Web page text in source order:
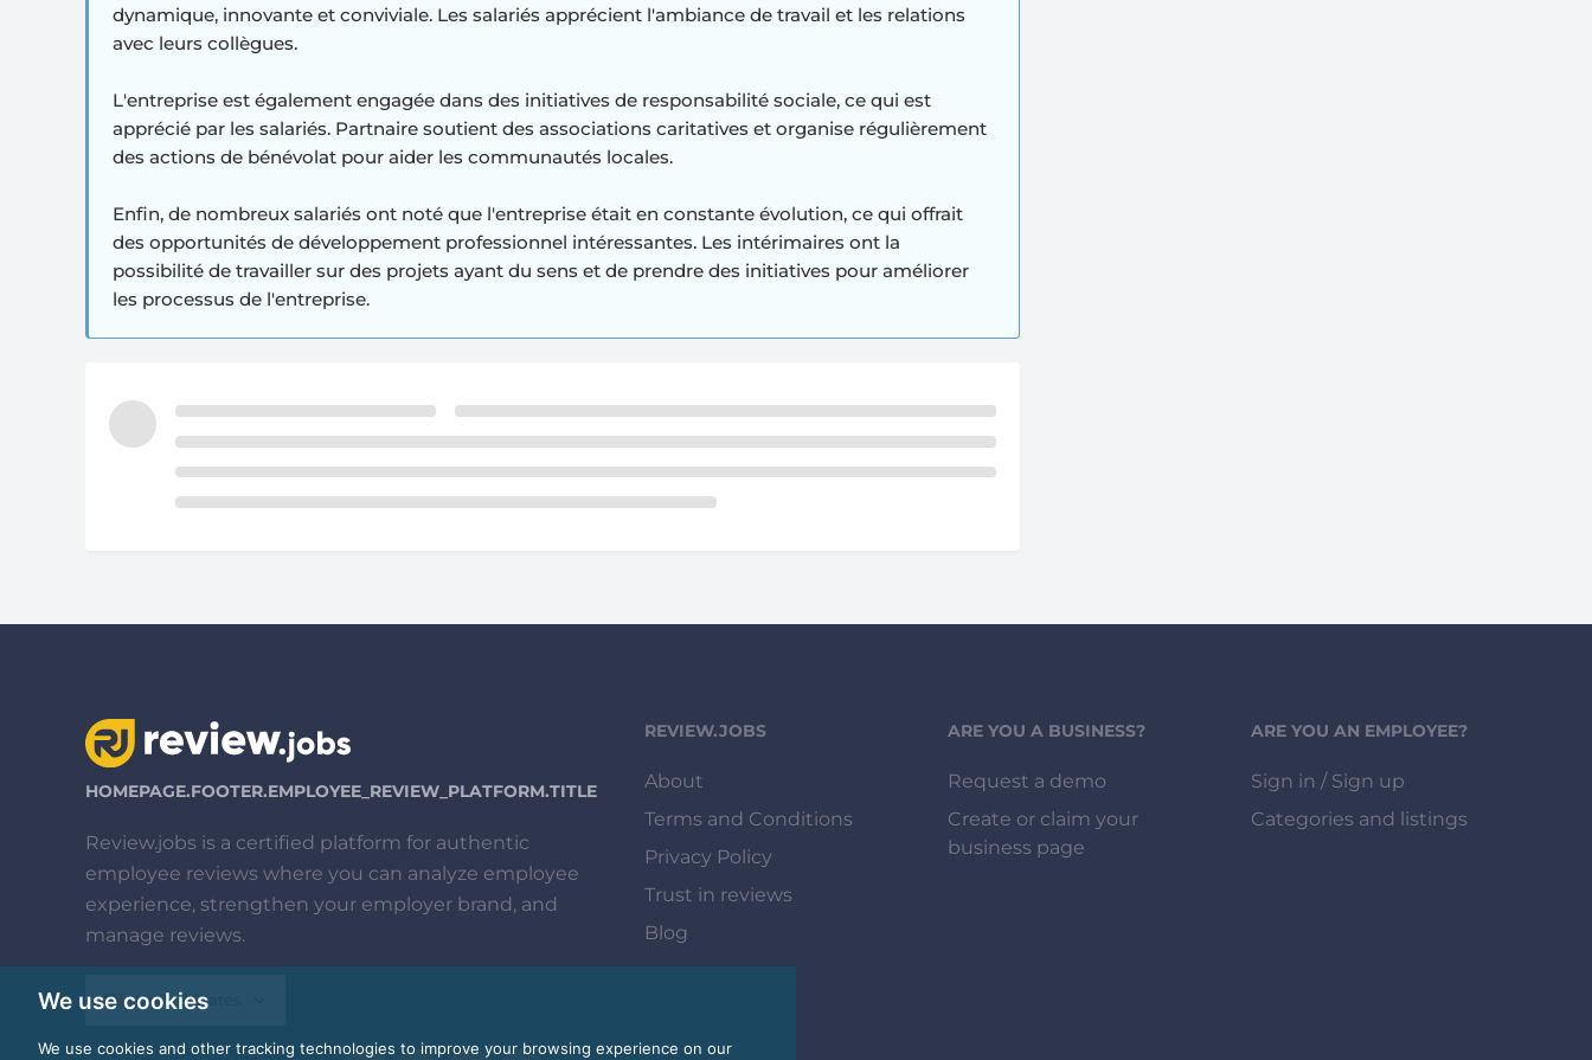
We use cookies
We use cookies and other tracking technologies to improve your browsing experience on our
dynamique, innovante et conviviale. Les salariés apprécient l'ambiance de travail et les relations
avec leurs collègues.
L'entreprise est également engagée dans des initiatives de responsabilité sociale, ce qui est
apprécié par les salariés. Partnaire soutient des associations caritatives et organise régulièrement
des actions de bénévolat pour aider les communautés locales.
Enfin, de nombreux salariés ont noté que l'entreprise était en constante évolution, ce qui offrait
des opportunités de développement professionnel intéressantes. Les intérimaires ont la
possibilité de travailler sur des projets ayant du sens et de prendre des initiatives pour améliorer
les processus de l'entreprise.
HOMEPAGE.FOOTER.EMPLOYEE_REVIEW_PLATFORM.TITLE
Review.jobs is a certified platform for authentic
employee reviews where you can analyze employee
experience, strengthen your employer brand, and
manage reviews.
United States
REVIEW.JOBS
About
Terms and Conditions
Privacy Policy
Trust in reviews
Blog
ARE YOU A BUSINESS?
Request a demo
Create or claim your
business page
ARE YOU AN EMPLOYEE?
Sign in / Sign up
Categories and listings